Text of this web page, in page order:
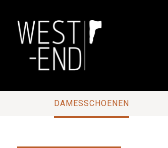
DAMESSCHOENEN